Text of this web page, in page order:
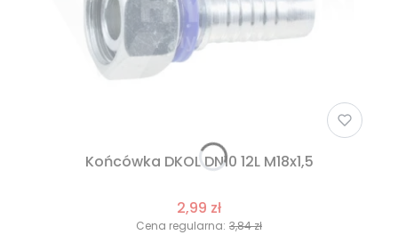
Końcówka DKOL DN10 12L M18x1,5
2,99 zł
Cena regularna: 3,84 zł